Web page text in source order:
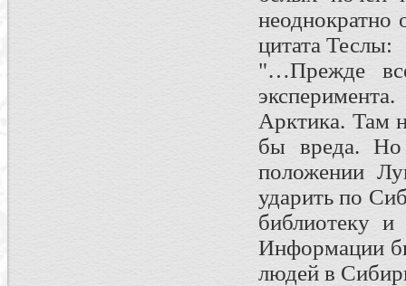
цитата Теслы:
"…Прежде
Арктика. Там
бы вреда. Но
положении
ударить по
библиотеку
Информации
людей в